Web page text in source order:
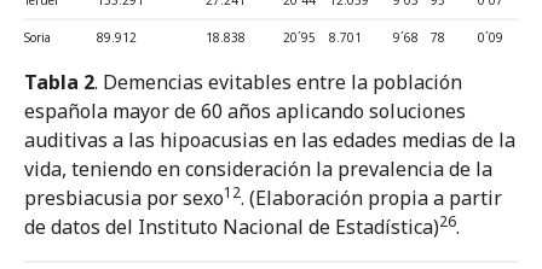
Soria 89.912 18.838 20´95 8.701 9´68 78 0´09
Tabla 2. Demencias evitables entre la población
española mayor de 60 años aplicando soluciones
auditivas a las hipoacusias en las edades medias de la
vida, teniendo en consideración la prevalencia de la
presbiacusia por sexo12. (Elaboración propia a partir
de datos del Instituto Nacional de Estadística)26.